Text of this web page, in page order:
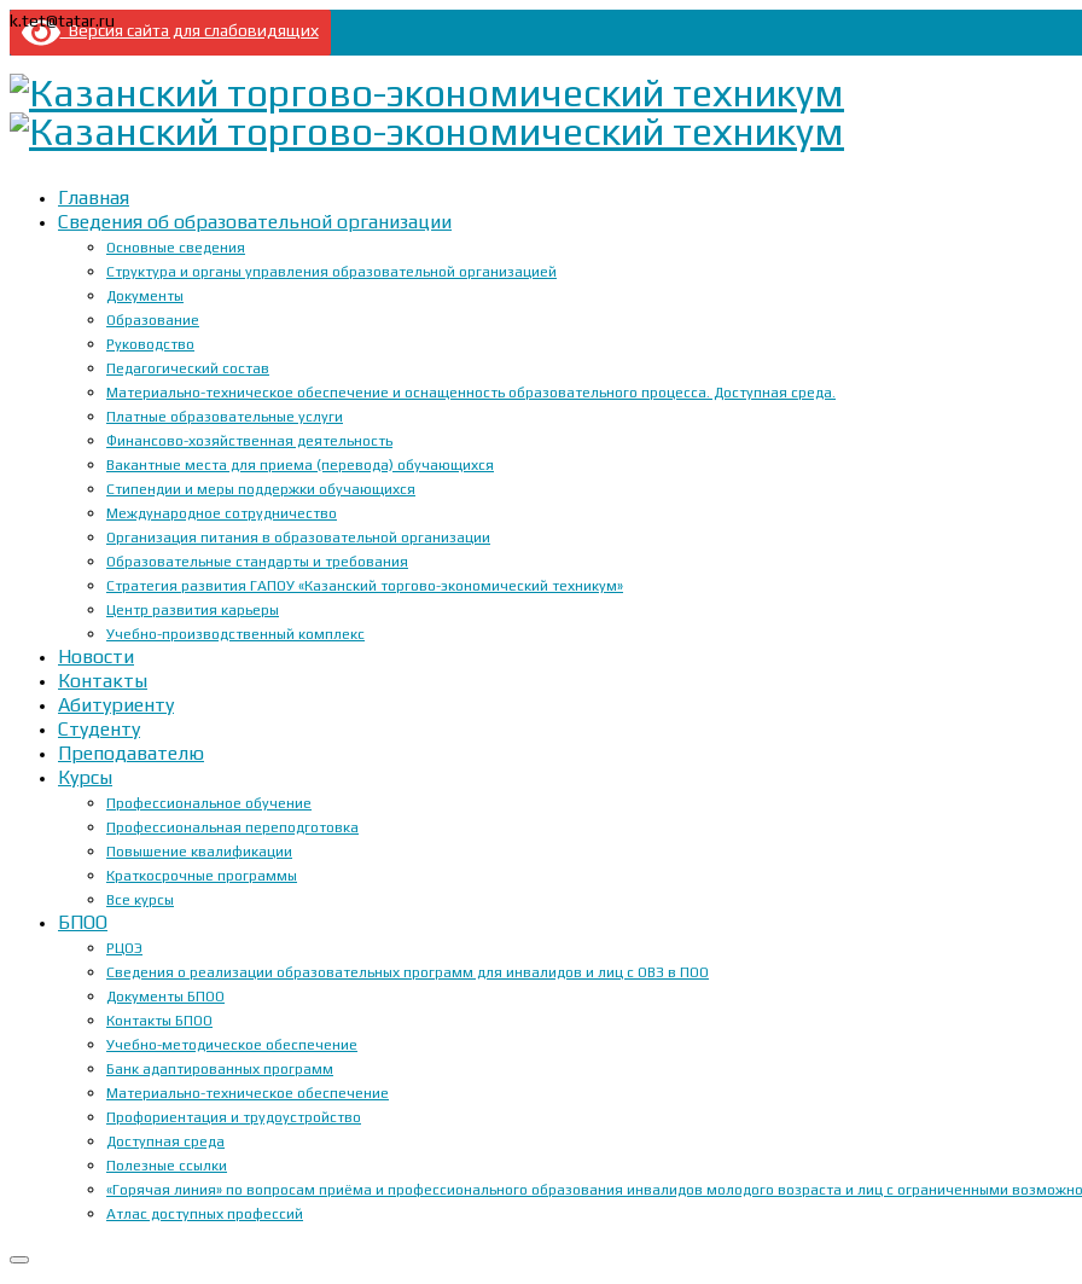
Версия сайта для слабовидящих
k.tet@tatar.ru
Главная
Сведения об образовательной организации
Основные сведения
Структура и органы управления образовательной организацией
Документы
Образование
Руководство
Педагогический состав
Материально-техническое обеспечение и оснащенность образовательного процесса. Доступная среда.
Платные образовательные услуги
Финансово-хозяйственная деятельность
Вакантные места для приема (перевода) обучающихся
Стипендии и меры поддержки обучающихся
Международное сотрудничество
Организация питания в образовательной организации
Образовательные стандарты и требования
Стратегия развития ГАПОУ «Казанский торгово-экономический техникум»
Центр развития карьеры
Учебно-производственный комплекс
Новости
Контакты
Абитуриенту
Студенту
Преподавателю
Курсы
Профессиональное обучение
Профессиональная переподготовка
Повышение квалификации
Краткосрочные программы
Все курсы
БПОО
РЦОЭ
Сведения о реализации образовательных программ для инвалидов и лиц с ОВЗ в ПОО
Документы БПОО
Контакты БПОО
Учебно-методическое обеспечение
Банк адаптированных программ
Материально-техническое обеспечение
Профориентация и трудоустройство
Доступная среда
Полезные ссылки
«Горячая линия» по вопросам приёма и профессионального образования инвалидов молодого возраста и лиц с ограниченными
Атлас доступных профессий